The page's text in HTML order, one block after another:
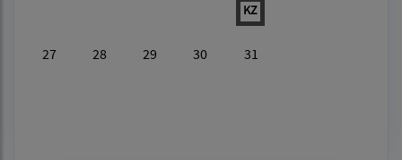
KZ
27 28 29 30 31